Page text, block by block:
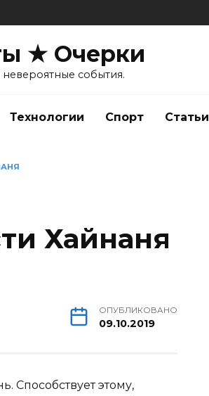
★ Очерки
события.
Технологии Спорт Статьи
Хайнаня
ОПУБЛИКОВАНО
09.10.2019
Способствует этому,